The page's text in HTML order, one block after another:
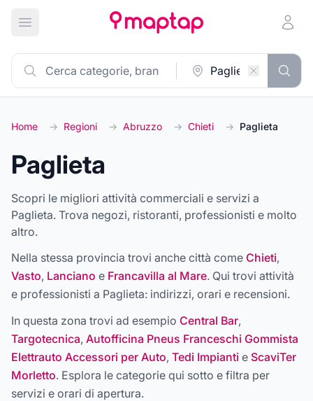
Apri menu principale
Home → Regioni → Abruzzo → Chieti → Paglieta
Paglieta
Scopri le migliori attività commerciali e servizi a
Paglieta. Trova negozi, ristoranti, professionisti e molto
altro.
Nella stessa provincia trovi anche città come Chieti,
Vasto, Lanciano e Francavilla al Mare. Qui trovi attività
e professionisti a Paglieta: indirizzi, orari e recensioni.
In questa zona trovi ad esempio Central Bar,
Targotecnica, Autofficina Pneus Franceschi Gommista
Elettrauto Accessori per Auto, Tedi Impianti e ScaviTer
Morletto. Esplora le categorie qui sotto e filtra per
servizi e orari di apertura.